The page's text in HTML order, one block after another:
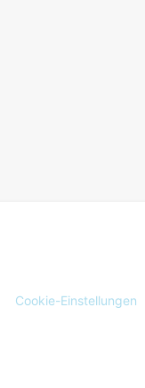
Cookie-Einstellungen